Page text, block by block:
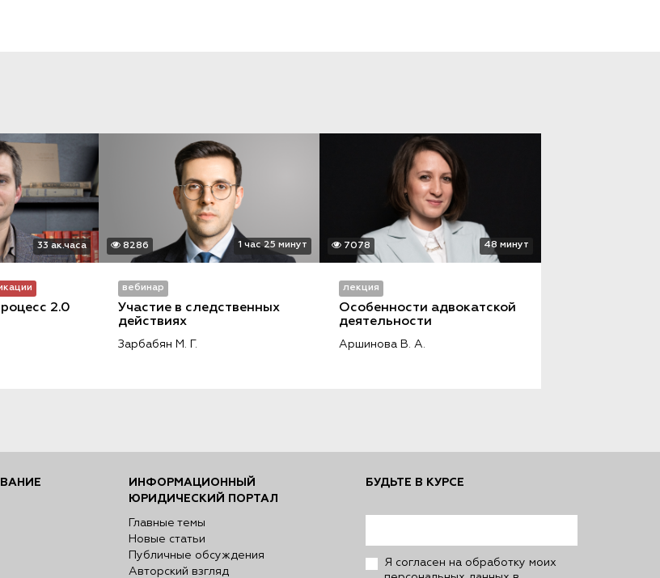
33 ак.часа
2.0
8286 1 час 25 минут
вебинар
Участие в следственных
действиях
Зарбабян М. Г.
7078 48 минут
лекция
Особенности адвокатской
деятельности
Аршинова В. А.
ИНФОРМАЦИОННЫЙ
ЮРИДИЧЕСКИЙ ПОРТАЛ
Главные темы
Новые статьи
Публичные обсуждения
Авторский взгляд
БУДЬТЕ В КУРСЕ
Я согласен на обработку моих